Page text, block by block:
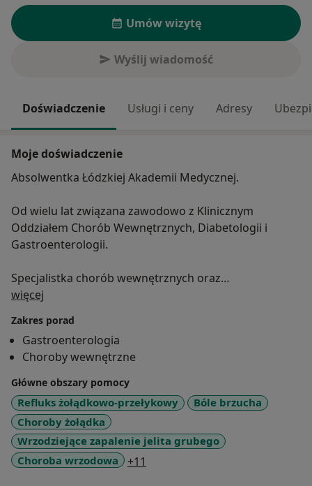
Umów wizytę
Wyślij wiadomość
Doświadczenie Usługi i ceny Adresy
Moje doświadczenie
Absolwentka Łódzkiej Akademii Medycznej.
Od wielu lat związana zawodowo z Klinicznym
Oddziałem Chorób Wewnętrznych, Diabetologii i
Gastroenterologii.
Specjalistka chorób wewnętrznych oraz
gastroenterologii.
Zajmuje się leczeniem chorób przewodu
pokarmowego oraz endoskopią górnego i dolnego
odcinka przewodu pokarmowego (gastroskopia,
kolonoskopia). Posiada również doświadczenie w
diagnostyce i leczeniu chorób ultrarzadkich.
Prowadzi zajęcia praktyczne dla studentów medycyny.
więcej
Zakres porad
Gastroenterologia
Choroby wewnętrzne
Główne obszary pomocy
Refluks żołądkowo-przełykowy
Bóle brzucha
Choroby żołądka
Wrzodziejące zapalenie jelita grubego
Choroba wrzodowa
+11